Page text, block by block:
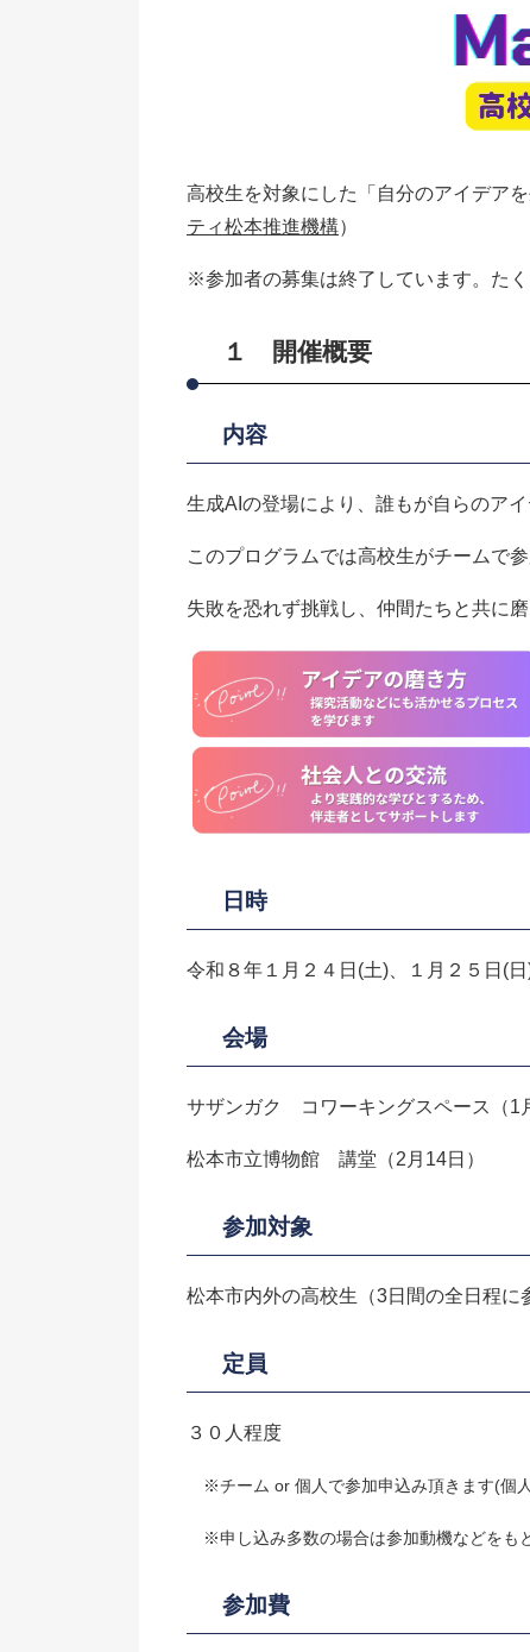
高校生を対象にした「自分のアイデア
ティ松本推進機構）
※参加者の募集は終了しています。た
１ 開催概要
​内容
生成AIの登場により、誰もが自らのア
このプログラムでは高校生がチームで
失敗を恐れず挑戦し、仲間たちと共に
日時
令和８年１月２４日(土)、１月２５日(
会場
サザンガク コワーキングスペース（1
松本市立博物館 講堂（2月14日）
参加対象
松本市内外の高校生（3日間の全日程に
定員
３０人程度
※チーム or 個人で参加申込み頂きます(個
※申し込み多数の場合は参加動機などをも
参加費